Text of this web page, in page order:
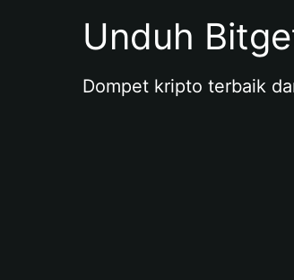
Unduh
Dompet kripto terbaik